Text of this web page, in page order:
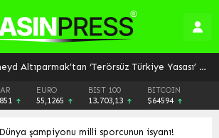
Av. Cüneyd Altıparmak’tan ‘Terörsüz Türkiye Yasası’ Açıklaması: Başvuru Süreci ve Detaylar
EURO
55,1265
BIST 100
13.703,13
BITCOIN
$64594
Dünya şampiyonu milli sporcunun isyanı!